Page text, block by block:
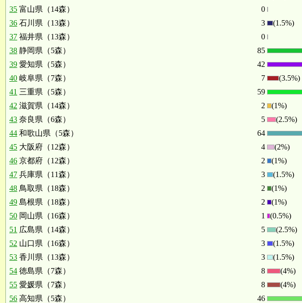
35 富山県（14森）
0
36 石川県（13森） 3
(1.5%)
37 福井県（13森）
0
38 静岡県（5森） 85
39 愛知県（5森） 42
40 岐阜県（7森） 7
(3.5%)
41 三重県（5森） 59
42 滋賀県（14森） 2
(1%)
43 奈良県（6森） 5
(2.5%)
44 和歌山県（5森） 64
45 大阪府（12森） 4
(2%)
46 京都府（12森） 2
(1%)
47 兵庫県（11森） 3
(1.5%)
48 鳥取県（18森） 2
(1%)
49 島根県（18森） 2
(1%)
50 岡山県（16森） 1
(0.5%)
51 広島県（14森） 5
(2.5%)
52 山口県（16森） 3
(1.5%)
53 香川県（13森） 3
(1.5%)
54 徳島県（7森） 8
(4%)
55 愛媛県（7森） 8
(4%)
56 高知県（5森） 46